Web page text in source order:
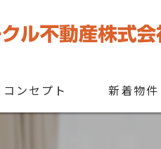
コンセプト 新着物件